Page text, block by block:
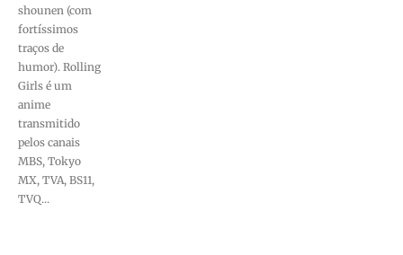
shounen (com
fortíssimos
traços de
humor). Rolling
Girls é um
anime
transmitido
pelos canais
MBS, Tokyo
MX, TVA, BS11,
TVQ...